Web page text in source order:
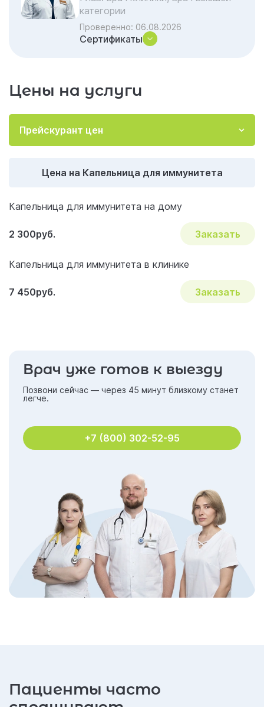
Казани
Акции и скидки на лечение
Частые вопросы и ответы
категории
Проверенно: 06.08.2026
Сертификаты
Цены на услуги
Прейскурант цен
Цена на Капельница для иммунитета
Капельница для иммунитета на дому
2 300руб. Заказать
Капельница для иммунитета в клинике
7 450руб. Заказать
Врач уже готов к выезду
Позвони сейчас — через 45 минут близкому станет
легче.
+7 (800) 302-52-95
Пациенты часто